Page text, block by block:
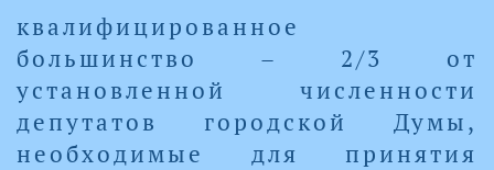
квалифицированное
большинство – 2/3 от
установленной численности
депутатов городской Думы,
необходимые для принятия